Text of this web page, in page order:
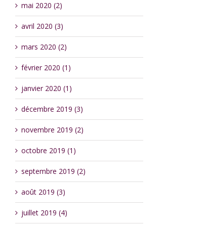
mai 2020 (2)
avril 2020 (3)
mars 2020 (2)
février 2020 (1)
janvier 2020 (1)
décembre 2019 (3)
novembre 2019 (2)
octobre 2019 (1)
septembre 2019 (2)
août 2019 (3)
juillet 2019 (4)